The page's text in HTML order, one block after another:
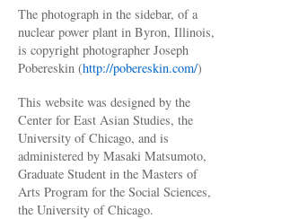
The photograph in the sidebar, of a
nuclear power plant in Byron, Illinois,
is copyright photographer Joseph
Pobereskin (http://pobereskin.com/)
This website was designed by the
Center for East Asian Studies, the
University of Chicago, and is
administered by Masaki Matsumoto,
Graduate Student in the Masters of
Arts Program for the Social Sciences,
the University of Chicago.